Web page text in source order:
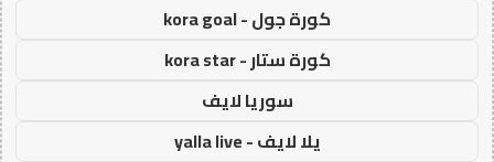
كورة جول - kora goal
كورة ستار - kora star
سوريا لايف
يلا لايف - yalla live